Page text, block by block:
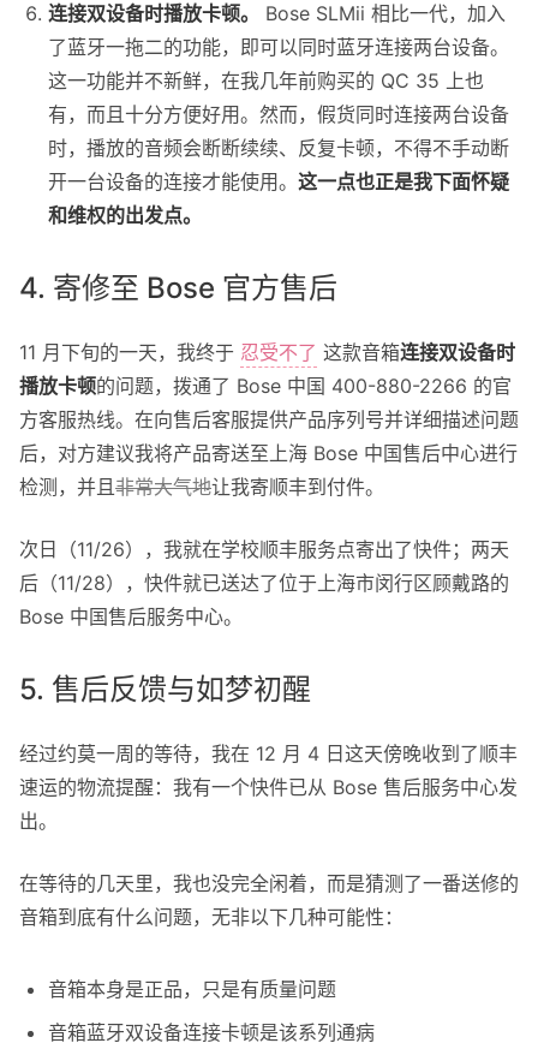
连接双设备时播放卡顿。
Bose SLMii 相比一代，加入
了蓝牙一拖二的功能，即可以同时蓝牙连接两台设备。
这一功能并不新鲜，在我几年前购买的 QC 35 上也
有，而且十分方便好用。然而，假货同时连接两台设备
时，播放的音频会断断续续、反复卡顿，不得不手动断
开一台设备的连接才能使用。 这一点也正是我下面怀疑
和维权的出发点。
4. 寄修至 Bose 官方售后
11 月下旬的一天，我终于 忍受不了 这款音箱连接双设备时
播放卡顿的问题，拨通了 Bose 中国 400-880-2266 的官
方客服热线。在向售后客服提供产品序列号并详细描述问题
后，对方建议我将产品寄送至上海 Bose 中国售后中心进行
检测，并且非常大气地让我寄顺丰到付件。
次日（11/26），我就在学校顺丰服务点寄出了快件；两天
后（11/28），快件就已送达了位于上海市闵行区顾戴路的
Bose 中国售后服务中心。
5. 售后反馈与如梦初醒
经过约莫一周的等待，我在 12 月 4 日这天傍晚收到了顺丰
速运的物流提醒：我有一个快件已从 Bose 售后服务中心发
出。
在等待的几天里，我也没完全闲着，而是猜测了一番送修的
音箱到底有什么问题，无非以下几种可能性：
音箱本身是正品，只是有质量问题
音箱蓝牙双设备连接卡顿是该系列通病